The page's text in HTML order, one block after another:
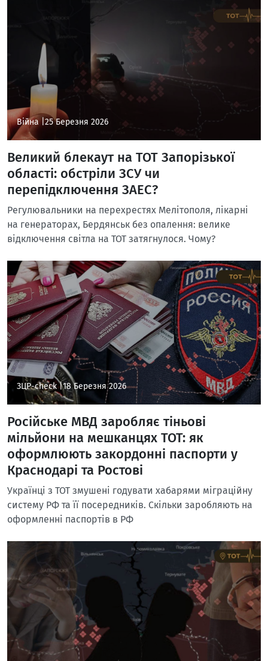
Війна |25 Березня 2026
Великий блекаут на ТОТ Запорізької
області: обстріли ЗСУ чи
перепідключення ЗАЕС?
Регулювальники на перехрестях Мелітополя, лікарні
на генераторах, Бердянськ без опалення: велике
відключення світла на ТОТ затягнулося. Чому?
ЗЦР-check |18 Березня 2026
Російське МВД заробляє тіньові
мільйони на мешканцях ТОТ: як
оформлюють закордонні паспорти у
Краснодарі та Ростові
Українці з ТОТ змушені годувати хабарями міграційну
систему РФ та її посередників. Скільки заробляють на
оформленні паспортів в РФ